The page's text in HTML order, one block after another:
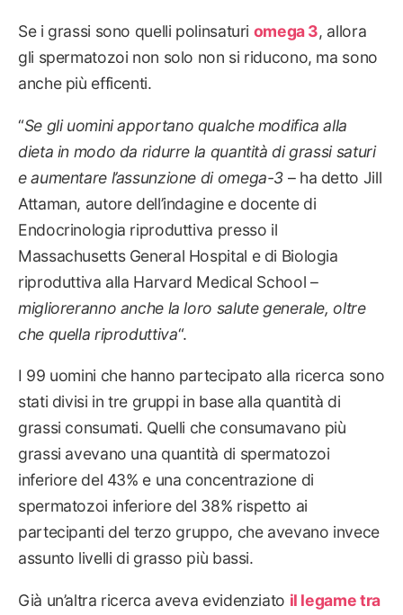
Se i grassi sono quelli polinsaturi omega 3, allora
gli spermatozoi non solo non si riducono, ma sono
anche più efficenti.
“Se gli uomini apportano qualche modifica alla
dieta in modo da ridurre la quantità di grassi saturi
e aumentare l’assunzione di omega-3 – ha detto Jill
Attaman, autore dell’indagine e docente di
Endocrinologia riproduttiva presso il
Massachusetts General Hospital e di Biologia
riproduttiva alla Harvard Medical School –
miglioreranno anche la loro salute generale, oltre
che quella riproduttiva“.
I 99 uomini che hanno partecipato alla ricerca sono
stati divisi in tre gruppi in base alla quantità di
grassi consumati. Quelli che consumavano più
grassi avevano una quantità di spermatozoi
inferiore del 43% e una concentrazione di
spermatozoi inferiore del 38% rispetto ai
partecipanti del terzo gruppo, che avevano invece
assunto livelli di grasso più bassi.
Già un’altra ricerca aveva evidenziato il legame tra